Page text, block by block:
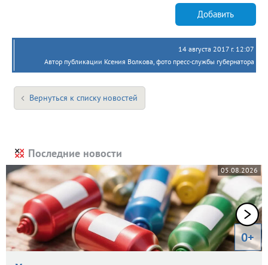
Добавить
14 августа 2017 г. 12:07
Автор публикации Ксения Волкова, фото пресс-службы губернатора
Вернуться к списку новостей
Последние новости
05.08.2026
0+